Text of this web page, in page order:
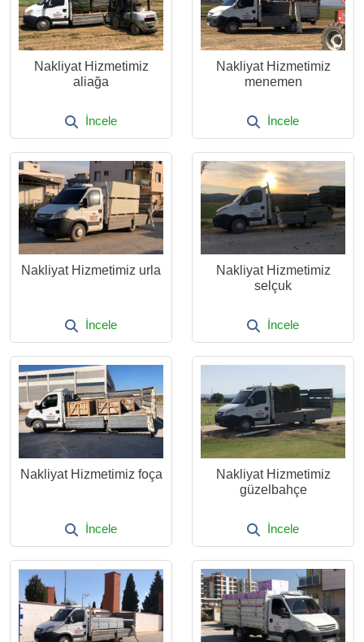
Nakliyat Hizmetimiz
aliağa
İncele
Nakliyat Hizmetimiz
menemen
İncele
Nakliyat Hizmetimiz urla
İncele
Nakliyat Hizmetimiz
selçuk
İncele
Nakliyat Hizmetimiz foça
İncele
Nakliyat Hizmetimiz
güzelbahçe
İncele